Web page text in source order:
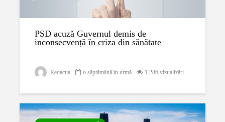
PSD acuză Guvernul demis de
inconsecvență în criza din sănătate
Redactia o săptămână în urmă 1.286 vizualizări